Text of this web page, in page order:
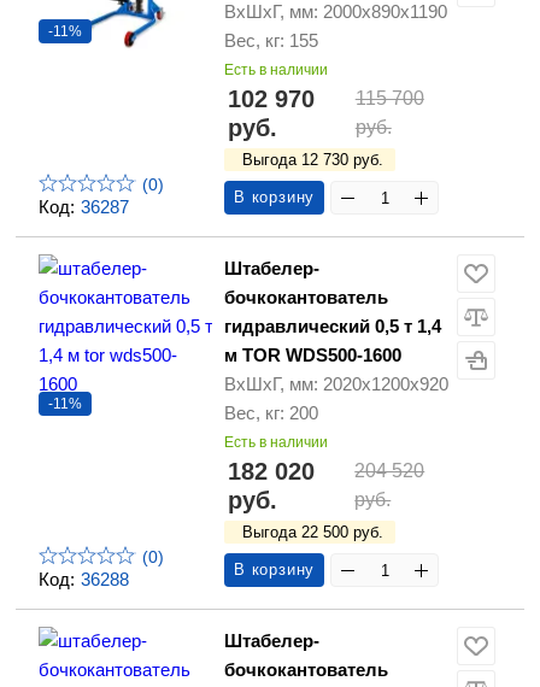
Код: 36287
-11%
(0)
ВхШхГ, мм: 2000х890х1190
Вес, кг: 155
Есть в наличии
102 970
руб.
115 700
руб.
Выгода 12 730 руб.
В корзину
Код: 36288
-11%
(0)
Штабелер-
бочкокантователь
гидравлический 0,5 т 1,4
м TOR WDS500-1600
ВхШхГ, мм: 2020х1200х920
Вес, кг: 200
Есть в наличии
182 020
руб.
204 520
руб.
Выгода 22 500 руб.
В корзину
Штабелер-
бочкокантователь